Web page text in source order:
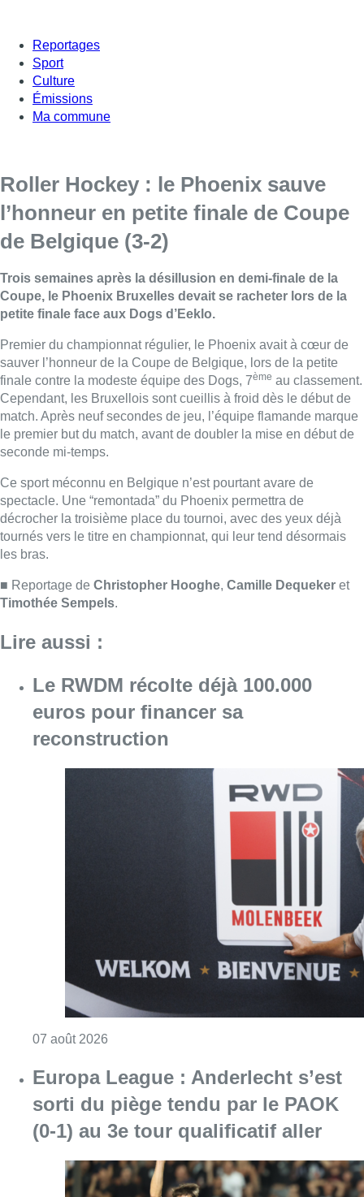
Reportages
Sport
Culture
Émissions
Ma commune
Roller Hockey : le Phoenix sauve
l’honneur en petite finale de Coupe
de Belgique (3-2)
Trois semaines après la désillusion en demi-finale de la
Coupe, le Phoenix Bruxelles devait se racheter lors de la
petite finale face aux Dogs d’Eeklo.
Premier du championnat régulier, le Phoenix avait à cœur de
sauver l’honneur de la Coupe de Belgique, lors de la petite
finale contre la modeste équipe des Dogs, 7ème au classement.
Cependant, les Bruxellois sont cueillis à froid dès le début de
match. Après neuf secondes de jeu, l’équipe flamande marque
le premier but du match, avant de doubler la mise en début de
seconde mi-temps.
Ce sport méconnu en Belgique n’est pourtant avare de
spectacle. Une “remontada” du Phoenix permettra de
décrocher la troisième place du tournoi, avec des yeux déjà
tournés vers le titre en championnat, qui leur tend désormais
les bras.
■ Reportage de Christopher Hooghe, Camille Dequeker et
Timothée Sempels.
Lire aussi :
Le RWDM récolte déjà 100.000
euros pour financer sa
reconstruction
07 août 2026
Europa League : Anderlecht s’est
sorti du piège tendu par le PAOK
(0-1) au 3e tour qualificatif aller